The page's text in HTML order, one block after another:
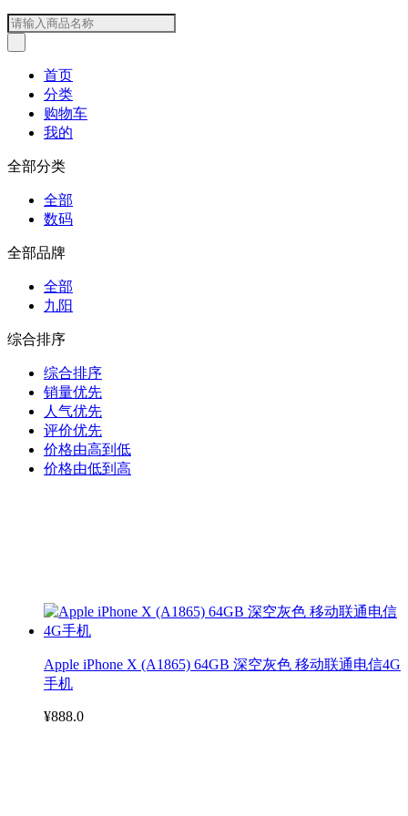
首页
分类
购物车
我的
全部分类
全部
数码
全部品牌
全部
九阳
综合排序
综合排序
销量优先
人气优先
评价优先
价格由高到低
价格由低到高
Apple iPhone X (A1865) 64GB 深空灰色 移动联通电信4G
手机
¥888.0